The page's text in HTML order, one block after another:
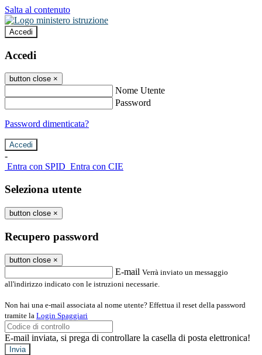
Salta al contenuto
Accedi
Accedi
button close ×
Nome Utente
Password
Password dimenticata?
-
Entra con SPID Entra con CIE
Seleziona utente
button close ×
Recupero password
button close ×
E-mail Verrà inviato un messaggio
all'indirizzo indicato con le istruzioni necessarie.
Non hai una e-mail associata al nome utente? Effettua il reset della password
tramite la Login Spaggiari
E-mail inviata, si prega di controllare la casella di posta elettronica!